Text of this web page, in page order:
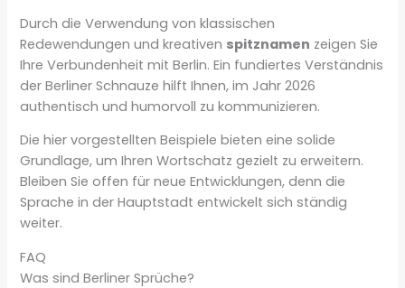
Durch die Verwendung von klassischen
Redewendungen und kreativen spitznamen zeigen Sie
Ihre Verbundenheit mit Berlin. Ein fundiertes Verständnis
der Berliner Schnauze hilft Ihnen, im Jahr 2026
authentisch und humorvoll zu kommunizieren.
Die hier vorgestellten Beispiele bieten eine solide
Grundlage, um Ihren Wortschatz gezielt zu erweitern.
Bleiben Sie offen für neue Entwicklungen, denn die
Sprache in der Hauptstadt entwickelt sich ständig
weiter.
FAQ
Was sind Berliner Sprüche?